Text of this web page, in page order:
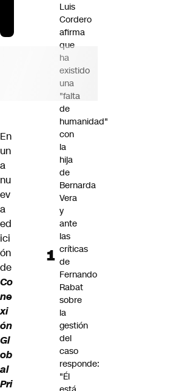
En
un
a
nu
ev
a
ed
ici
ón
de
Co
ne
xi
ón
Gl
ob
al
Pri
Luis
Cordero
afirma
que
ha
existido
una
"falta
de
humanidad"
con
la
hija
de
Bernarda
Vera
y
ante
las
críticas
de
Fernando
Rabat
sobre
la
gestión
del
caso
responde:
"Él